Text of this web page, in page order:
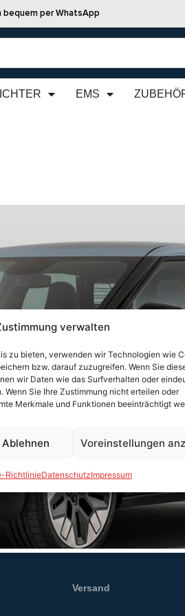
verwalten
zu bieten, verwenden wir Technologien wie
bzw. darauf zuzugreifen. Wenn Sie
wir Daten wie das Surfverhalten oder
Wenn Sie Ihre Zustimmung nicht erteilen oder
Merkmale und Funktionen beeinträchtigt
Ablehnen Voreinstellungen
RichtlinieDatenschutzImpressum
bequem per WhatsApp
EMS
Versand